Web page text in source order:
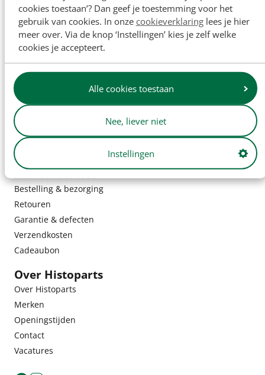
cookies toestaan’? Dan geef je toestemming voor het
gebruik van cookies. In onze cookieverklaringlees je hier
meer over. Via de knop ‘Instellingen’ kies je zelf welke
cookies je accepteert.
Alle cookies toestaan
Nee, liever niet
Instellingen
Klantenservice
Bestelling & bezorging
Retouren
Garantie & defecten
Verzendkosten
Cadeaubon
Over Histoparts
Over Histoparts
Merken
Openingstijden
Contact
Vacatures